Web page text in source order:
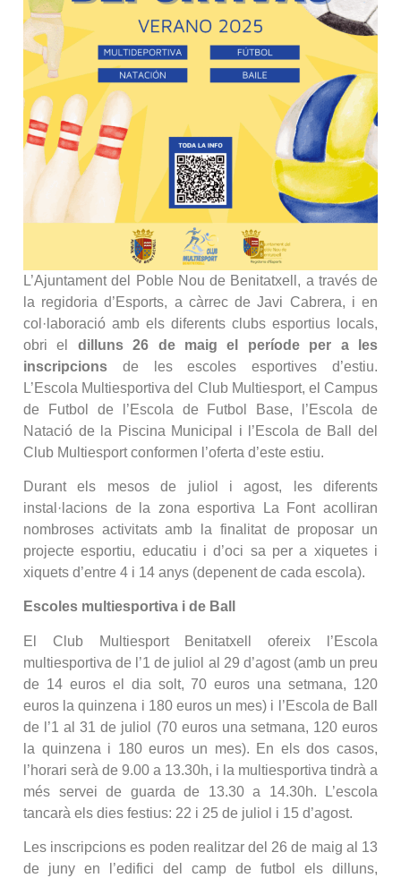
L’Ajuntament del Poble Nou de Benitatxell, a través de
la regidoria d’Esports, a càrrec de Javi Cabrera, i en
col·laboració amb els diferents clubs esportius locals,
obri el dilluns 26 de maig el període per a les
inscripcions de les escoles esportives d’estiu.
L’Escola Multiesportiva del Club Multiesport, el Campus
de Futbol de l’Escola de Futbol Base, l’Escola de
Natació de la Piscina Municipal i l’Escola de Ball del
Club Multiesport conformen l’oferta d’este estiu.
Durant els mesos de juliol i agost, les diferents
instal·lacions de la zona esportiva La Font acolliran
nombroses activitats amb la finalitat de proposar un
projecte esportiu, educatiu i d’oci sa per a xiquetes i
xiquets d’entre 4 i 14 anys (depenent de cada escola).
Escoles multiesportiva i de Ball
El Club Multiesport Benitatxell ofereix l’Escola
multiesportiva de l’1 de juliol al 29 d’agost (amb un preu
de 14 euros el dia solt, 70 euros una setmana, 120
euros la quinzena i 180 euros un mes) i l’Escola de Ball
de l’1 al 31 de juliol (70 euros una setmana, 120 euros
la quinzena i 180 euros un mes). En els dos casos,
l’horari serà de 9.00 a 13.30h, i la multiesportiva tindrà a
més servei de guarda de 13.30 a 14.30h. L’escola
tancarà els dies festius: 22 i 25 de juliol i 15 d’agost.
Les inscripcions es poden realitzar del 26 de maig al 13
de juny en l’edifici del camp de futbol els dilluns,